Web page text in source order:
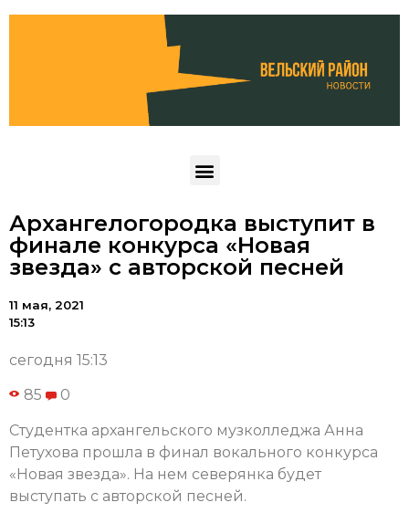
Архангелогородка выступит в
финале конкурса «Новая
звезда» с авторской песней
11 мая, 2021
15:13
сегодня 15:13
85 0
Студентка архангельского музколледжа Анна
Петухова прошла в финал вокального конкурса
«Новая звезда». На нем северянка будет
выступать с авторской песней.